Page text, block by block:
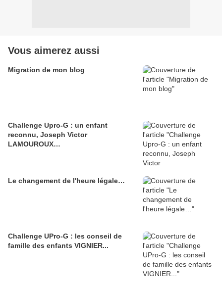
Vous aimerez aussi
Migration de mon blog
Challenge Upro-G : un enfant
reconnu, Joseph Victor
LAMOUROUX…
Le changement de l'heure légale…
Challenge UPro-G : les conseil de
famille des enfants VIGNIER...